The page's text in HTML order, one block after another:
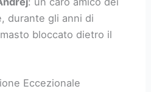
durante gli anni di
bloccato dietro il
Eccezionale